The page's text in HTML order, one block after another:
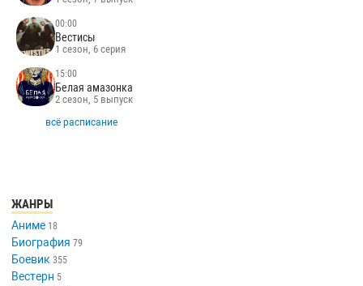
00:00
Вестисы
1 сезон, 6 серия
15:00
Белая амазонка
2 сезон, 5 выпуск
всё расписание
ЖАНРЫ
Аниме 18
Биография 79
Боевик 355
Вестерн 5